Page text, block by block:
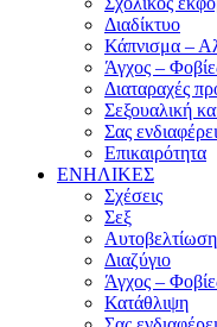
Διαδίκτυο
Κάπνισμα –
Άγχος –
Διαταραχές
Σεξουαλική
Σας
Επικαιρότητα
ΕΝΗΛΙΚΕΣ
Σχέσεις
Σεξ
Αυτοβελτίωση
Διαζύγιο
Άγχος –
Κατάθλιψη